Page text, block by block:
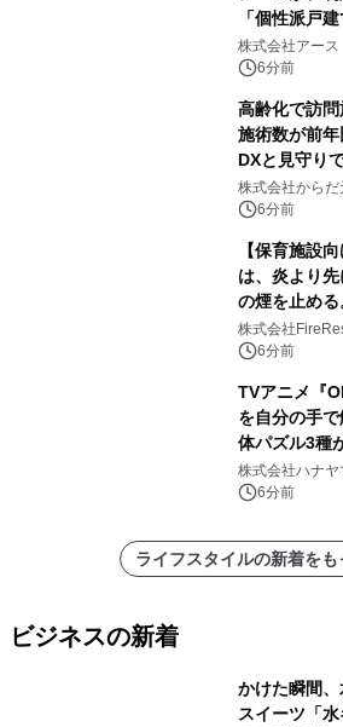
「個性派戸
選」を公開
株式会社アース
6分前
高齢化で訪
施術数が前
DXと見守り
株式会社から
6分前
【保育施設
は、炎より
の煙を止め
供開始
株式会社
6分前
TVアニメ『
を自分の手
体パズル3種
ギミックが融
ルが8月7日(
株式会社ハナヤ
6分前
ライフスタイルの新着をも
ビジネスの新着
かけた瞬間
スイーツ「